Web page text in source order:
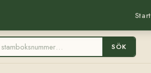
Start
SÖK